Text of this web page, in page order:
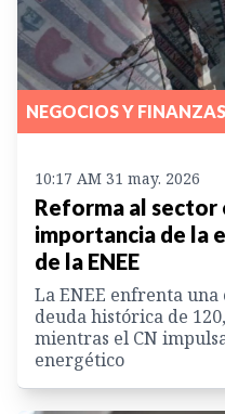
NEGOCIOS Y FINANZAS
10:17 AM 31 may. 2026
Reforma al
importancia de la
de la ENEE
La ENEE enfrenta
deuda histórica de
mientras el CN
energético